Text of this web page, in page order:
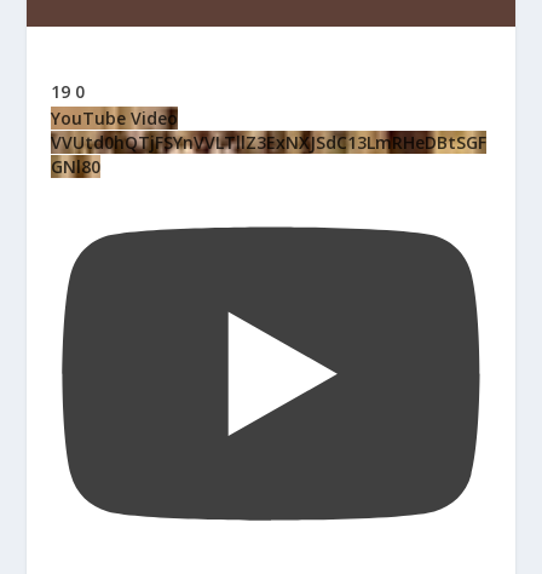
19 0
YouTube Video
VVUtd0hQTjFSYnVVLTllZ3ExNXJSdC13LmRHeDBtSGF
GNl80